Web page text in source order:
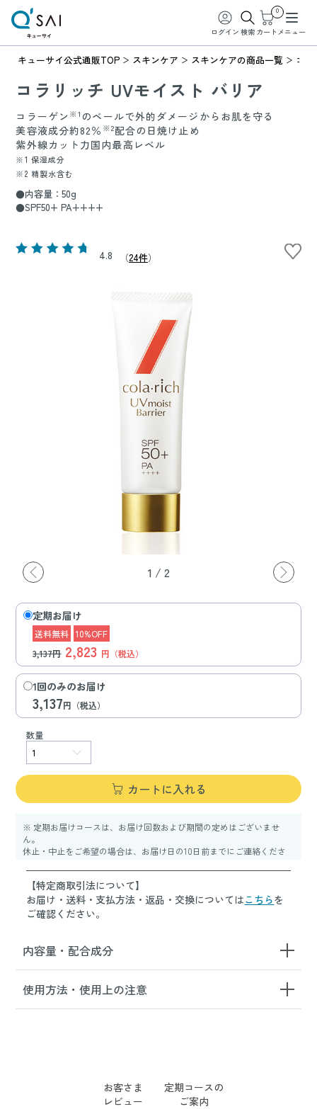
ログイン 検索
0
カート メニュー
キューサイ公式通販TOP スキンケア スキンケアの商品一覧 コ
コラリッチ UVモイスト バリア
コラーゲン ※1 のベールで外的ダメージからお肌を守る
美容液成分約82％ ※2配合の日焼け止め
紫外線カット力国内最高レベル
※1 保湿成分
※2 精製水含む
●内容量：50g
●SPF50+ PA++++
4.8 （24件）
1 / 2
定期お届け
送料無料
10%OFF
3,137円 2,823 円（税込）
1回のみのお届け
3,137円（税込）
数量
カートに入れる
※ 定期お届けコースは、お届け回数および期間の定めはございませ
ん。
休止・中止をご希望の場合は、お届け日の10日前までにご連絡くださ
【特定商取引法について】
お届け・送料・支払方法・返品・交換についてはこちらを
ご確認ください。
内容量・配合成分
使用方法・使用上の注意
お客さま
レビュー
定期コースの
ご案内